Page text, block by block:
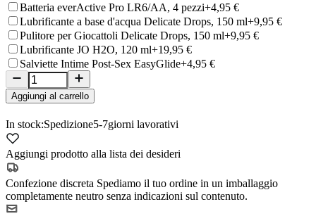
Batteria everActive Pro LR6/AA, 4 pezzi+4,95 €
Lubrificante a base d'acqua Delicate Drops, 150 ml+9,95 €
Pulitore per Giocattoli Delicate Drops, 150 ml+9,95 €
Lubrificante JO H2O, 120 ml+19,95 €
Salviette Intime Post-Sex EasyGlide+4,95 €
Aggiungi al carrello
In stock:Spedizione5-7giorni lavorativi
Aggiungi prodotto alla lista dei desideri
Confezione discreta Spediamo il tuo ordine in un imballaggio
completamente neutro senza indicazioni sul contenuto.